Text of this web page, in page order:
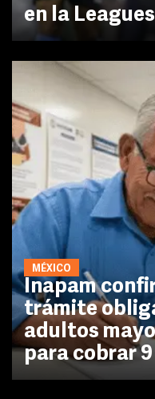
en la
MÉXICO
Inapam
trámite
adultos
para cobrar